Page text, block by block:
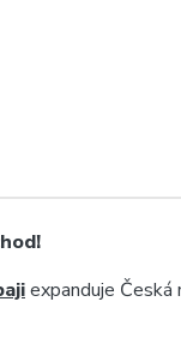
expanduje Česká